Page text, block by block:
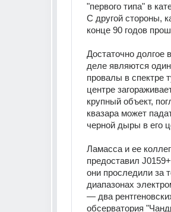
"первого типа" в
С другой стороны,
конце 90 годов
Достаточно долгое
деле являются
провалы в спектре
центре
крупный объект,
квазара может
черной дыры в его
Ламасса и ее
предоставил
они проследили за
диапазонах
— два
обсерватория